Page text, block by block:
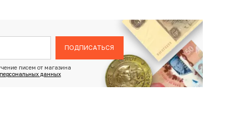
ПОДПИСАТЬСЯ
писем от магазина
данных